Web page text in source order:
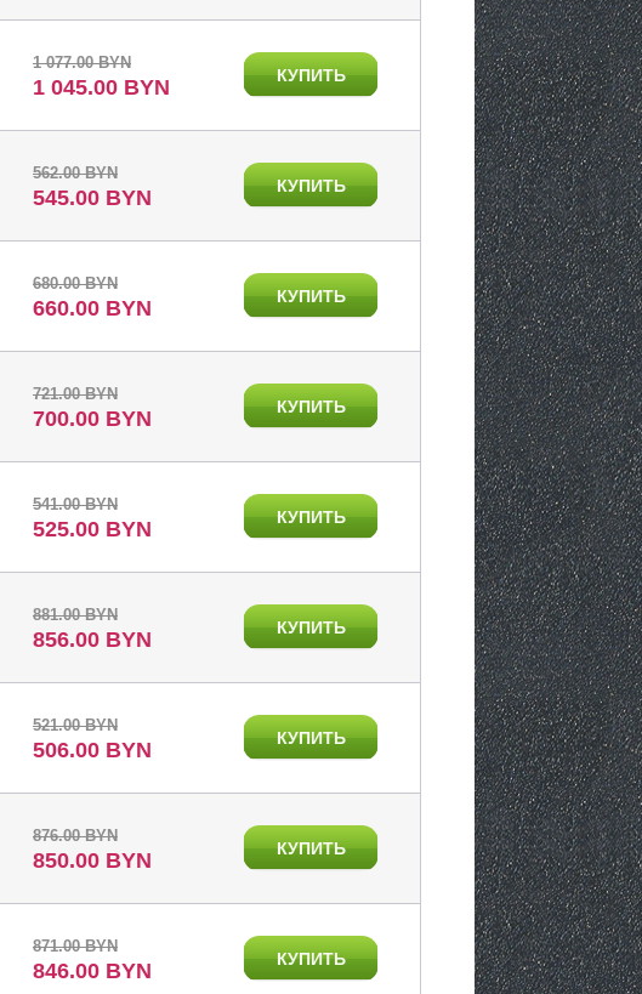
1 077.00 BYN
1 045.00 BYN КУПИТЬ
562.00 BYN
545.00 BYN КУПИТЬ
680.00 BYN
660.00 BYN КУПИТЬ
721.00 BYN
700.00 BYN КУПИТЬ
541.00 BYN
525.00 BYN КУПИТЬ
881.00 BYN
856.00 BYN КУПИТЬ
521.00 BYN
506.00 BYN КУПИТЬ
876.00 BYN
850.00 BYN КУПИТЬ
871.00 BYN
846.00 BYN КУПИТЬ